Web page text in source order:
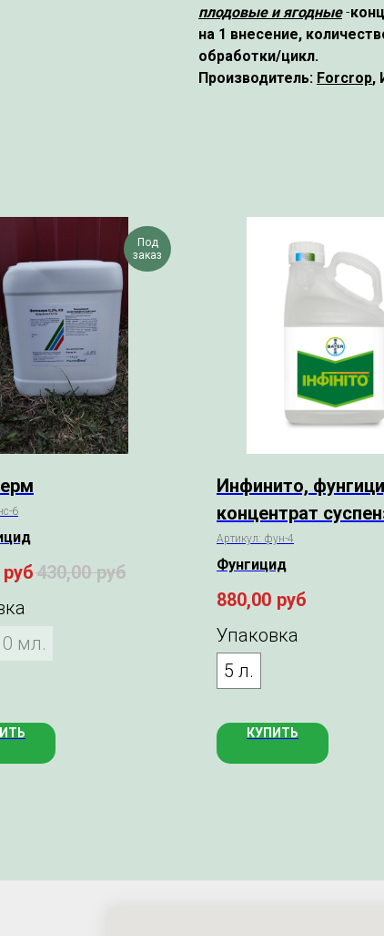
плодовые и ягодные-
на 1 внесение,
обработки/цикл.
Производитель: Forcrop,
Под
заказ
6
руб430,00 руб
мл.
Инфинито,
концентрат
Артикул: фун-4
Фунгицид
880,00 руб
Упаковка
5 л.
КУПИТЬ